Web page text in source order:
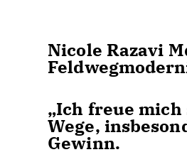
Nicole Razavi
Ich freue mich
Wege,
Gewinn.